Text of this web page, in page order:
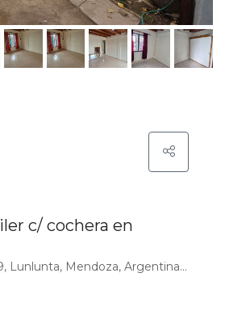
c/ cochera en
Mendoza, Argentina, Lunlunta, Maipú